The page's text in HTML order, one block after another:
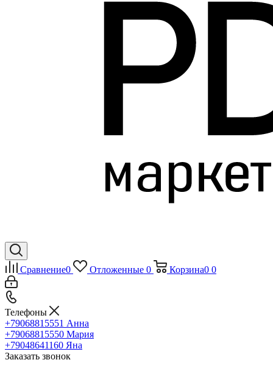
Сравнение0 Отложенные 0 Корзина0 0
Телефоны
+79068815551 Анна
+79068815550 Мария
+79048641160 Яна
Заказать звонок